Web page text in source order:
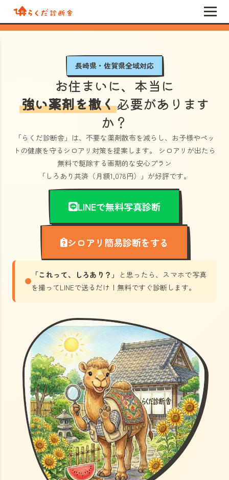
長崎県・佐賀県全域対応
お住まいに、本当に
強い薬剤を撒く必要があります
か？
「らくだ診断舎」 は、不要な薬剤散布を減らし、お子様やペッ
トの健康を守るシロアリ対策を提案します。 シロアリが出たら
無料で駆除する画期的な安心プラン
「しろあり共済（月額1,078円）」 が好評です。
LINEで無料写真診断
シロアリ簡易診断をする
「これって、しろあり？」
と思ったら、スマホで写真
を撮ってLINEで送るだけ！無料ですぐ診断します。